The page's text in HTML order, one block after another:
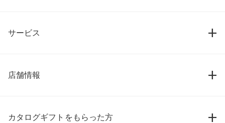
サービス
店舗情報
カタログギフトをもらった方